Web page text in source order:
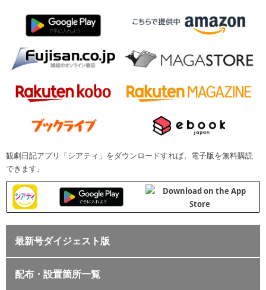
観劇日記アプリ「シアティ」をダウンロードすれば、電子版を無料購読
できます。
最新号ダイジェスト版
配布・設置箇所一覧